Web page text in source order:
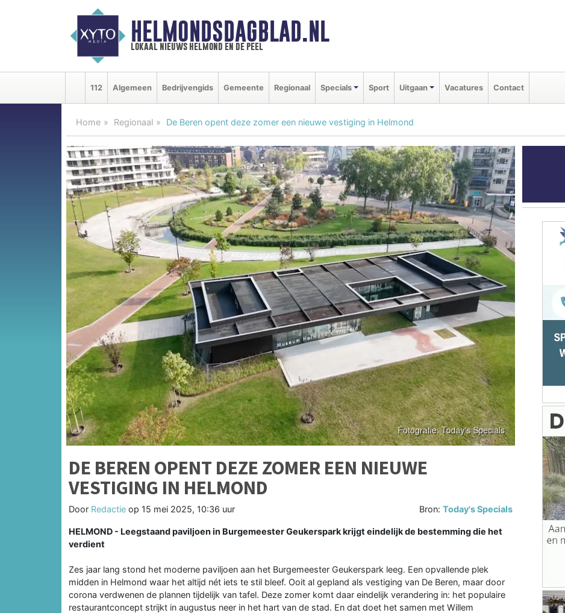
HELMONDSDAGBLAD.NL
lokaal nieuws helmond en de peel
112 Algemeen Bedrijvengids Gemeente Regionaal Specials Sport Uitgaan Vacatures Contact
Home Regionaal De Beren opent deze zomer een nieuwe vestiging in Helmond
DE BEREN OPENT DEZE ZOMER EEN NIEUWE
VESTIGING IN HELMOND
Door Redactie op 15 mei 2025, 10:36 uur Bron:Today's Specials
HELMOND - Leegstaand paviljoen in Burgemeester Geukerspark krijgt eindelijk de bestemming die het
verdient
Zes jaar lang stond het moderne paviljoen aan het Burgemeester Geukerspark leeg. Een opvallende plek
midden in Helmond waar het altijd nét iets te stil bleef. Ooit al gepland als vestiging van De Beren, maar door
corona verdwenen de plannen tijdelijk van tafel. Deze zomer komt daar eindelijk verandering in: het populaire
restaurantconcept strijkt in augustus neer in het hart van de stad. En dat doet het samen met Willem